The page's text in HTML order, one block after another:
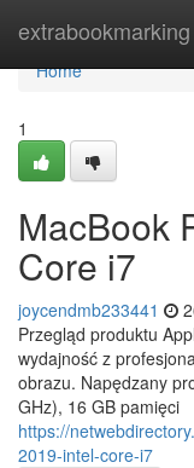
extrabookmarking
Home
Home
1
MacBook
Core i7
joycendmb233441
Przegląd produktu
wydajność z
obrazu. Napędzany
GHz), 16 GB pamięci
https://
2019-intel-core-i7